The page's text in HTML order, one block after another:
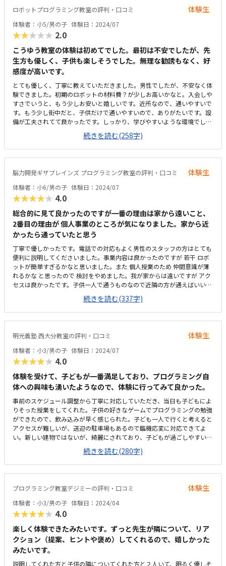
来るのが良いと思った。
ロボットプログラミング教室の評判・口コミ 体験生
体験者：小5/男の子 体験日：2024/07
★★★★★ 2.0
こうゆう教室の体験は初めてでした。最初は不安でしたが、先
生方も優しく、子供も楽しそうでした。無理な勧誘もなく、好
感度が高いです。
とても優しく、丁寧に教えていただきました。男性でしたが、不安なく体
験できました。初期のロボットの材料費？が少しお高いかなと。入会しや
すさでいうと、もう少しお安いと嬉しいです。近所なので、通いやすいで
す。もう少し街中だと、子供だけで通いやすいので、ありがたいです。設
備が工夫されてて良かったです。しっかり、学びやすいような環境でし
た。よかったです。教材費がちょっとお高いかな。月々の方は妥当な値段
かなと思います。必要な料金だと思います。先生が優しく、楽しく学べそ
うでした。子供は楽しかったーと嬉しそうに帰ってきました。
続きを読む(258字)
脳力開発ギザブレインズ プログラミング教室の評判・口コミ 体験生
体験者：小6/男の子 体験日：2024/07
★★★★★ 4.0
総合的に見て良かったのですが一番の理由は家から遠いこと、
2番目の理由が 個人事業のところが気になりました。家から近
かったら通っていたと思う
丁寧で優しかったです。電話での対応もよく男性のスタッフの方はとても
便利に説明してくださいました。事業内容は良かったのですが 若干 ロボ
ットが簡単すぎるかなと思いました。また 個人授業のため 仲間意識が薄
れるかな と思ったので 検討をやめました。我が家からは遠いですが アク
セスは良かったです。子供一人で通うものなので近隣の方が通えばいいと
思います。思った以上に 綺麗な 設備 だったようで、先生も優しそうで 雰
囲気は とりあえず 良かったようです。ロボット教室としては妥当だと思
いました。しかも 他の教室にはない レンタル料金があるのはすごくいい
と思いました。スクラッチが好きなので コード自体は楽しかったようで
続きを読む(337字)
明光義塾 西大分教室の評判・口コミ 体験生
体験者：小3/男の子 体験日：2024/07
★★★★★ 4.0
体験を受けて、子どもが一番満足しており、プログラミング自
体への興味も湧いたようなので、体験に行ってみて良かった。
事前のスケジュール調整から丁寧に対応していただき、当日も子どもによ
りそった授業をしてくれた。子供の好きなゲームでプログラミングの勉強
ができたので、飲み込みが早く感じられた。子ども一人で行くと考えると
アクセスが難しいが、送迎の駐車場もあるので臨機応変に対応できてよ
い。新しい建物ではないが、綺麗にされており、子どもが過ごしやすい教
室となっていたのでよかった。他の習い事と比較すると料金が高く、今後
ずっと続けていくと考えると他の教室との調整含め即決するのが難しく感
じた。子どもが楽しめる内容だったので、本人も満足しており意欲が湧い
ているようなので、とても良かった。
続きを読む(280字)
プログラミング教室デジミーの評判・口コミ 体験生
体験者：小3/男の子 体験日：2024/04
★★★★★ 4.0
楽しく体験できたみたいです。ずっと先生が隣について、リア
クション（提案、ヒントや褒め）してくれるので、嬉しかった
みたいです。
説明してくれた方と子供の隣についてくれた方と２人いて、明るく優しそ